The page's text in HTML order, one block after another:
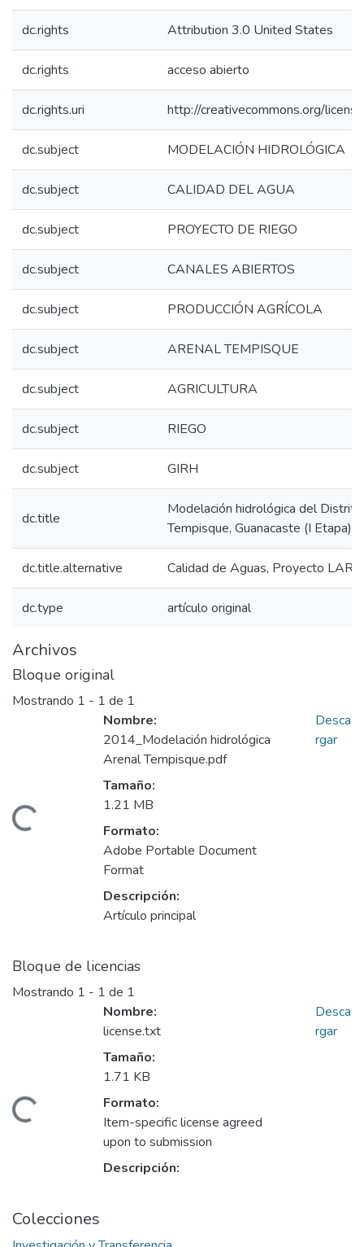
dc.rights Attribution 3.0 United States
dc.rights acceso abierto
dc.rights.uri http://creativecommons.org/
dc.subject MODELACIÓN HIDROLÓGICA
dc.subject CALIDAD DEL AGUA
dc.subject PROYECTO DE RIEGO
dc.subject CANALES ABIERTOS
dc.subject PRODUCCIÓN AGRÍCOLA
dc.subject ARENAL TEMPISQUE
dc.subject AGRICULTURA
dc.subject RIEGO
dc.subject GIRH
dc.title
Modelación hidrológica del
Tempisque, Guanacaste (I Etapa)
dc.title.alternative Calidad de Aguas, Proyecto
dc.type artículo original
Archivos
Bloque original
Mostrando 1 - 1 de 1
Nombre:
2014_Modelación hidrológica
Arenal Tempisque.pdf
Tamaño:
1.21 MB
Formato:
Adobe Portable Document
Format
Descripción:
Artículo principal
Desca
rgar
Bloque de licencias
Mostrando 1 - 1 de 1
Nombre:
license.txt
Tamaño:
1.71 KB
Formato:
Item-specific license agreed
upon to submission
Descripción:
Desca
rgar
Colecciones